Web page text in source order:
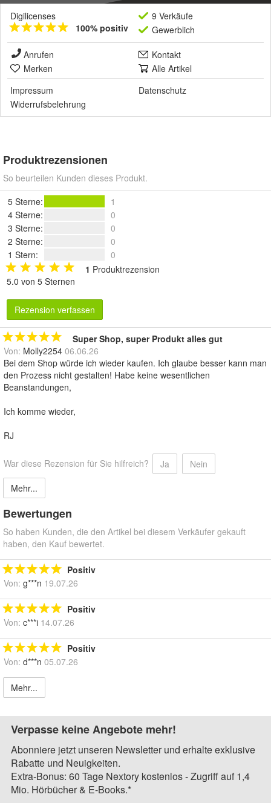
Digilicenses
100% positiv
9 Verkäufe
Gewerblich
Anrufen
Kontakt
Merken
Alle Artikel
Impressum
Datenschutz
Widerrufsbelehrung
Produktrezensionen
So beurteilen Kunden dieses Produkt.
5 Sterne:
1
4 Sterne:
0
3 Sterne:
0
2 Sterne:
0
1 Stern:
0
1 Produktrezension
5.0 von 5 Sternen
Rezension verfassen
Super Shop, super Produkt alles gut
Von: Molly2254 06.06.26
Bei dem Shop würde ich wieder kaufen. Ich glaube besser kann man
den Prozess nicht gestalten! Habe keine wesentlichen
Beanstandungen,
Ich komme wieder,
RJ
War diese Rezension für Sie hilfreich? Ja
Nein
Mehr...
Bewertungen
So haben Kunden, die den Artikel bei diesem Verkäufer gekauft
haben, den Kauf bewertet.
Positiv
Von: g***n 19.07.26
Positiv
Von: c***i 14.07.26
Positiv
Von: d***n 05.07.26
Mehr...
Verpasse keine Angebote mehr!
Abonniere jetzt unseren Newsletter und erhalte exklusive
Rabatte und Neuigkeiten.
Extra-Bonus: 60 Tage Nextory kostenlos - Zugriff auf 1,4
Mio. Hörbücher & E-Books.*